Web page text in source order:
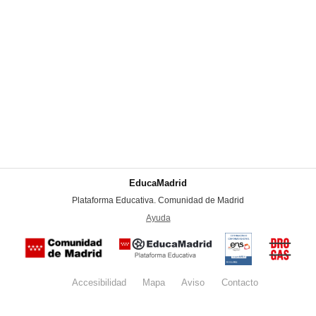
EducaMadrid
Plataforma Educativa. Comunidad de Madrid
Ayuda
Certificación
conformidad
con el
Nacional de
Seguridad
del
Accesibilidad Mapa Aviso legalContacto